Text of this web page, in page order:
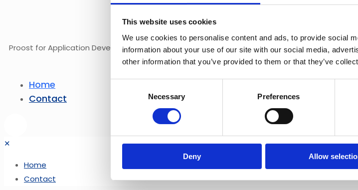
This website uses cookies
We use cookies to personalise content and ads, to provide social
information about your use of our site with our social media,
other information that you’ve provided to them or that they’ve
Necessary Preferences
Deny Allow
Proost for Application Development BV
Home
Contact
✕
Home
Contact